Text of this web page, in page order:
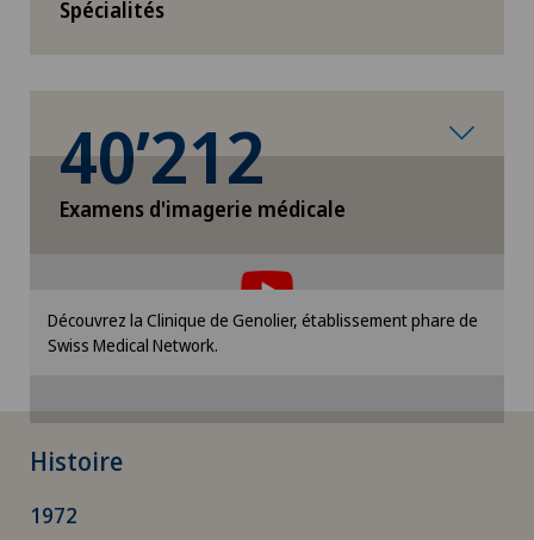
Spécialités
40’212
Examens d'imagerie médicale
paramètres des cookies.
Découvrez la Clinique de Genolier, établissement phare de
Swiss Medical Network.
Histoire
1972